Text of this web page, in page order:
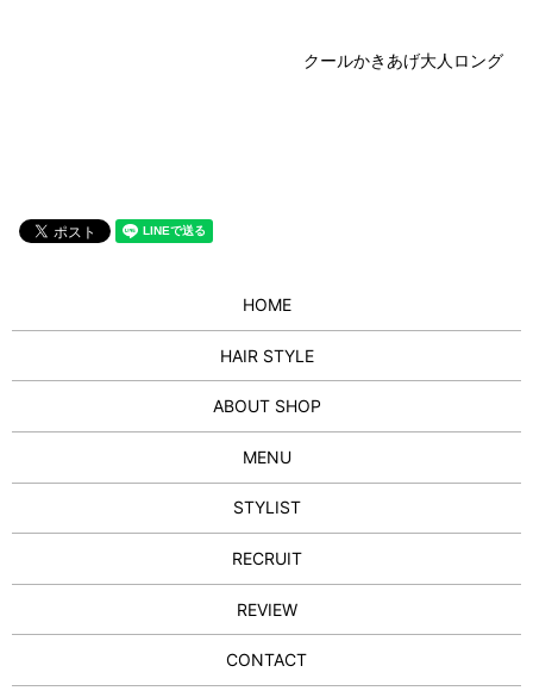
クールかきあげ大人ロング
HOME
HAIR STYLE
ABOUT SHOP
MENU
STYLIST
RECRUIT
REVIEW
CONTACT